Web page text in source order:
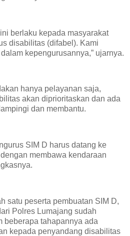
berlaku kepada masyarakat
disabilitas (difabel). Kami
kepengurusannya,” ujarnya.
hanya pelayanan saja,
akan diprioritaskan dan ada
dan membantu.
SIM D harus datang ke
membawa kendaraan
satu peserta pembuatan SIM D,
Polres Lumajang sudah
beberapa tahapannya ada
kepada penyandang disabilitas